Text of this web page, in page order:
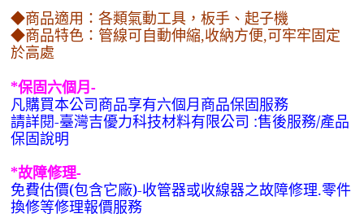
◆商品適用：各類氣動工具，板手、起子機
◆商品特色：管線可自動伸縮,收納方便,可牢牢固定
於高處
*保固六個月-
凡購買本公司商品享有六個月商品保固服務
請詳閱-臺灣吉優力科技材料有限公司 :售後服務/產品
保固說明
*故障修理-
免費估價(包含它廠)-收管器或收線器之故障修理.零件
換修等修理報價服務